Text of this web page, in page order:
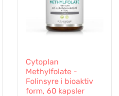
Cytoplan
Methylfolate -
Folinsyre i bioaktiv
form, 60 kapsler